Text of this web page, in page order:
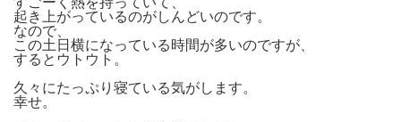
起き上がっているのがしんどいのです。
なので、
この土日横になっている時間が多いのですが、
するとウトウト。
久々にたっぷり寝ている気がします。
幸せ。